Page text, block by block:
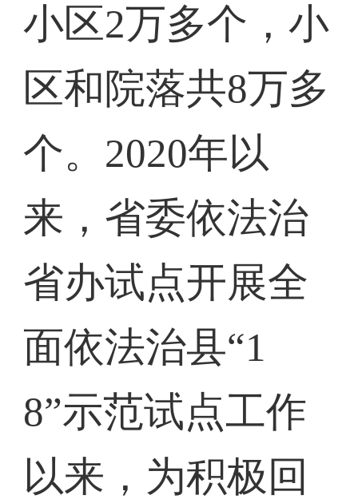
小区2万多个，小
区和院落共8万多
个。2020年以
来，省委依法治
省办试点开展全
面依法治县“1
8”示范试点工作
以来，为积极回